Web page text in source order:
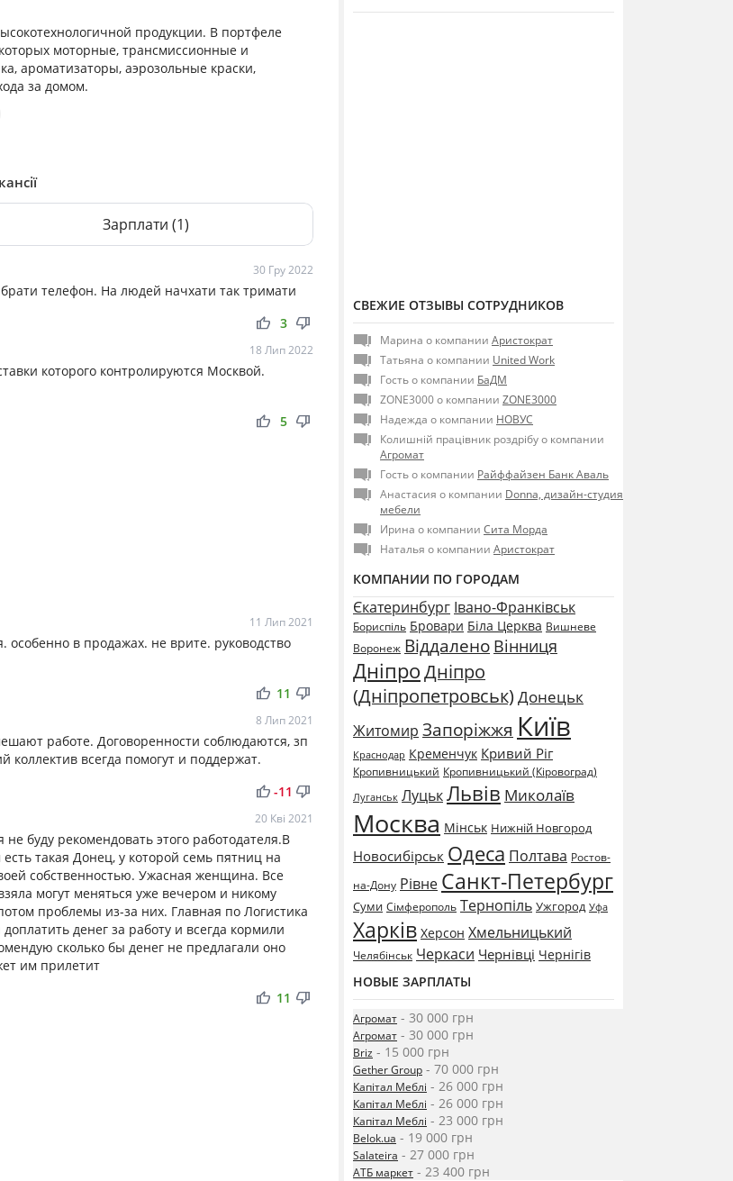
продукции. В портфеле
моторные, трансмиссионные и
ароматизаторы, аэрозольные краски,
за домом.
Зарплати(1)
30 Гру 2022
телефон. На людей начхати так тримати
thumb_up thumb_down
3
18 Лип 2022
которого контролируются Москвой.
thumb_up thumb_down
5
11 Лип 2021
особенно в продажах. не врите. руководство
thumb_up thumb_down
11
8 Лип 2021
работе. Договоренности соблюдаются, зп
коллектив всегда помогут и поддержат.
thumb_up thumb_down
-11
20 Кві 2021
не буду рекомендовать этого работодателя.В
такая Донец, у которой семь пятниц на
собственностью. Ужасная женщина. Все
могут меняться уже вечером и никому
проблемы из-за них. Главная по Логистика
денег за работу и всегда кормили
сколько бы денег не предлагали оно
им прилетит
thumb_up thumb_down
11
СВЕЖИЕ ОТЗЫВЫ СОТРУДНИКОВ
Марина о компании Аристократ
Татьяна о компании United Work
Гость о компании БаДМ
ZONE3000 о компании ZONE3000
Надежда о компании НОВУС
Колишній працівник роздрібу о компании
Агромат
Гость о компании Райффайзен Банк Аваль
Анастасия о компании Donna, дизайн-студия
мебели
Ирина о компании Сита Морда
Наталья о компании Аристократ
КОМПАНИИ ПО ГОРОДАМ
Єкатеринбург Івано-Франківськ
Бориспіль Бровари Біла Церква Вишневе
Воронеж Віддалено Вінниця
ДніпроДніпро
(Дніпропетровськ) Донецьк
Житомир Запоріжжя Київ
Краснодар Кременчук Кривий Ріг
Кропивницький Кропивницький (Кіровоград)
Луганськ ЛуцькЛьвів Миколаїв
Москва Мінськ Нижній Новгород
Новосибірськ Одеса Полтава Ростов-
на-Дону Рівне Санкт-Петербург
Суми Сімферополь Тернопіль Ужгород Уфа
Харків Херсон Хмельницький
Челябінськ Черкаси Чернівці Чернігів
НОВЫЕ ЗАРПЛАТЫ
Агромат - 30 000 грн
Агромат - 30 000 грн
Briz - 15 000 грн
Gether Group - 70 000 грн
Капітал Меблі - 26 000 грн
Капітал Меблі - 26 000 грн
Капітал Меблі - 23 000 грн
Belok.ua - 19 000 грн
Salateira - 27 000 грн
АТБ маркет - 23 400 грн